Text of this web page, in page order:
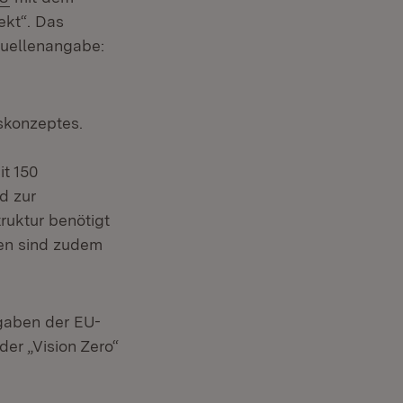
Das
150
zur
benötigt
sind zudem
der EU-
„Vision Zero“